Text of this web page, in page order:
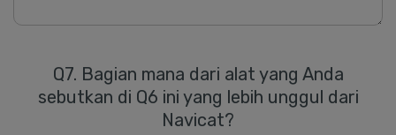
Q7. Bagian mana dari alat yang Anda
sebutkan di Q6 ini yang lebih unggul dari
Navicat?